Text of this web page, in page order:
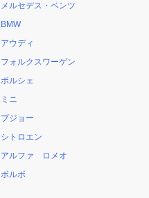
メルセデス・ベンツ
BMW
アウディ
フォルクスワーゲン
ポルシェ
ミニ
プジョー
シトロエン
アルファ ロメオ
ボルボ